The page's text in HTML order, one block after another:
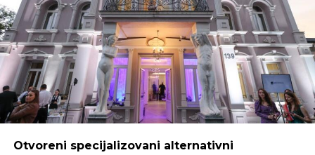
Boškoističe:
“Mi smo sredstva iskoristili da kreiramo,
unaprijedimo i pustimo u izdavaštvo udžbenike za
djecu, prilagođene raznim uzrastima. Danas naši
udžbenici pomažu mnogim mališanima da lakše
uče i odrastaju.”
Otvoreni specijalizovani alternativni